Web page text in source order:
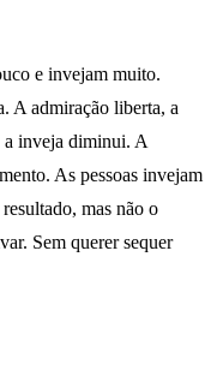
e invejam muito.
A admiração liberta, a
a inveja diminui. A
As pessoas invejam
mas não o
Sem querer sequer